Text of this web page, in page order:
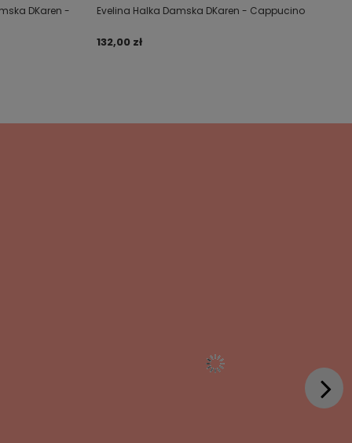
DKaren - Evelina Halka Damska DKaren - Cappucino
132,00 zł